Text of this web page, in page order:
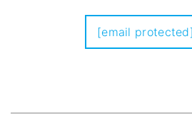
[email protected]